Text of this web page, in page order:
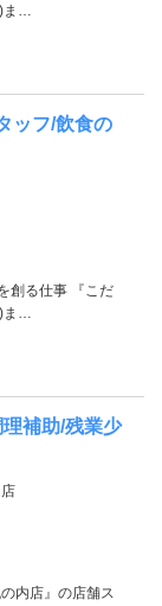
…
ッフ/飲食の
創る仕事 『こだ
…
補助/残業少
内店』の店舗ス